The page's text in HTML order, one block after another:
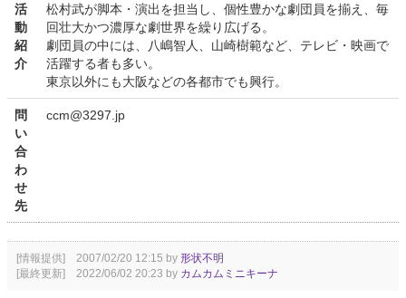
活
動
紹
介
松村武が脚本・演出を担当し、個性豊かな劇団員を揃え、毎
回壮大かつ濃厚な劇世界を繰り広げる。
劇団員の中には、八嶋智人、山崎樹範など、テレビ・映画で
活躍する者も多い。
東京以外にも大阪などの各都市でも興行。
問
い
合
わ
せ
先
ccm@3297.jp
[情報提供] 2007/02/20 12:15 by 形状不明
[最終更新] 2022/06/02 20:23 by カムカムミニキーナ